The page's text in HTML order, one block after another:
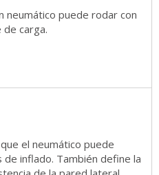
neumático puede rodar con
de carga.
el neumático puede
inflado. También define la